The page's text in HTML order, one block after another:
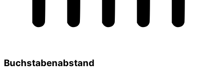
Buchstabenabstand